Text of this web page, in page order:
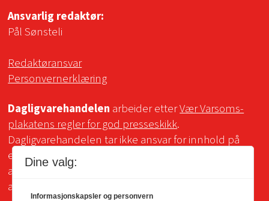
Ansvarlig redaktør:
Pål Sønsteli
Redaktøransvar
Personvernerklæring
Dagligvarehandelen arbeider etterVær Varsoms-
plakatens regler for god presseskikk.
Dagligvarehandelen tar ikke ansvar for innhold på
eksterne sider som det lenkes til. Kopiering for bruk
av Dagligvarehandelens materiale er ikke tillatt uten
avtale.
Dine valg:
Informasjonskapsler og personvern